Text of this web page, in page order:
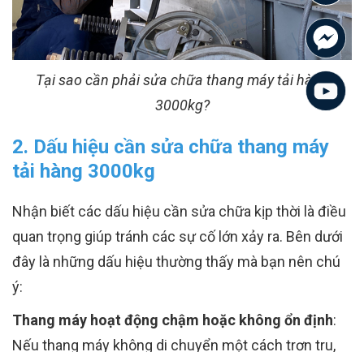
Tại sao cần phải sửa chữa thang máy tải hàng
3000kg?
2. Dấu hiệu cần sửa chữa thang máy
tải hàng 3000kg
Nhận biết các dấu hiệu cần sửa chữa kịp thời là điều
quan trọng giúp tránh các sự cố lớn xảy ra. Bên dưới
đây là những dấu hiệu thường thấy mà bạn nên chú
ý:
Thang máy hoạt động chậm hoặc không ổn định:
Nếu thang máy không di chuyển một cách trơn tru,